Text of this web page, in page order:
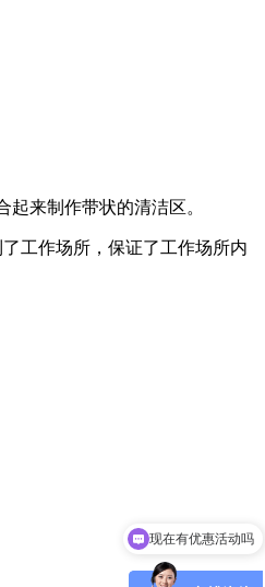
来制作带状的清洁区。
工作场所，保证了工作场所内
可以介绍下你们的产品么